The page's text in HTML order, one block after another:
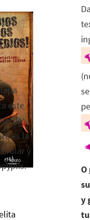
este
de
es la
rolar y
O
y